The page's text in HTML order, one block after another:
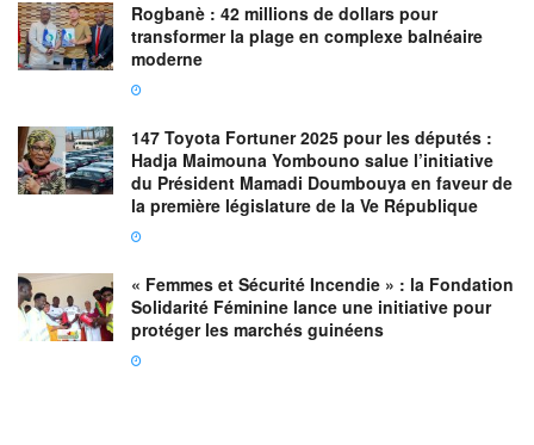
Rogbanè : 42 millions de dollars pour
transformer la plage en complexe balnéaire
moderne
147 Toyota Fortuner 2025 pour les députés :
Hadja Maimouna Yombouno salue l’initiative
du Président Mamadi Doumbouya en faveur de
la première législature de la Ve République
« Femmes et Sécurité Incendie » : la Fondation
Solidarité Féminine lance une initiative pour
protéger les marchés guinéens